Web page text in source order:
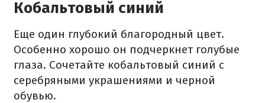
Кобальтовый синий
Еще один глубокий благородный цвет.
Особенно хорошо он подчеркнет голубые
глаза. Сочетайте кобальтовый синий с
серебряными украшениями и черной
обувью.